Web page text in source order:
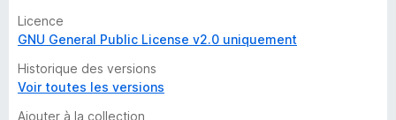
Licence
GNU General Public License v2.0 uniquement
Historique des versions
Voir toutes les versions
Ajouter à la collection